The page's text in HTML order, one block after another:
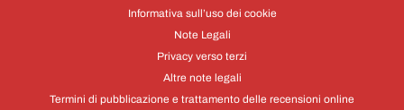
Informativa sull’uso dei cookie
Note Legali
Privacy verso terzi
Altre note legali
Termini di pubblicazione e trattamento delle recensioni online